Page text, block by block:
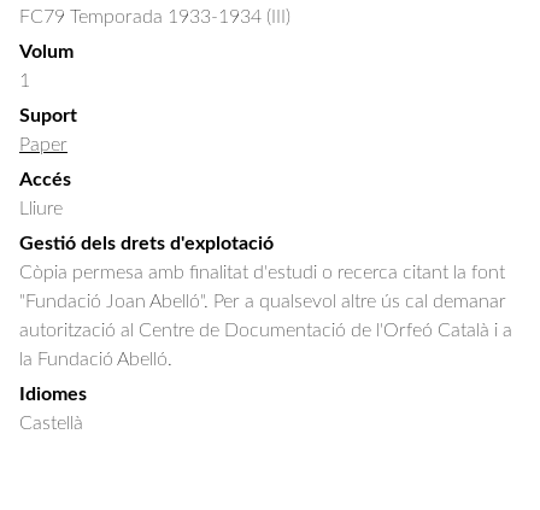
FC79 Temporada 1933-1934 (III)
Volum
1
Suport
Paper
Accés
Lliure
Gestió dels drets d'explotació
Còpia permesa amb finalitat d'estudi o recerca citant la font
"Fundació Joan Abelló". Per a qualsevol altre ús cal demanar
autorització al Centre de Documentació de l'Orfeó Català i a
la Fundació Abelló.
Idiomes
Castellà